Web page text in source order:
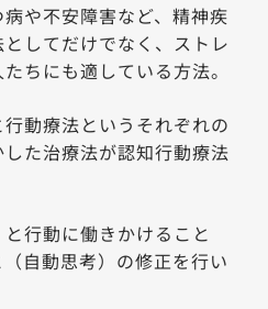
や不安障害など、精神疾
してだけでなく、ストレ
ちにも適している方法。
動療法というそれぞれの
た治療法が認知行動療法
行動に働きかけること
自動思考）の修正を行い